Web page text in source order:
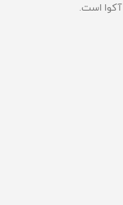
آکوا است.